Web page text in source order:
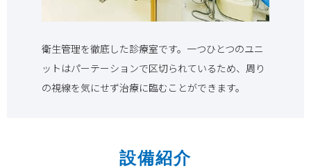
衛生管理を徹底した診療室です。一つひとつのユニ
ットはパーテーションで区切られているため、周り
の視線を気にせず治療に臨むことができます。
設備紹介